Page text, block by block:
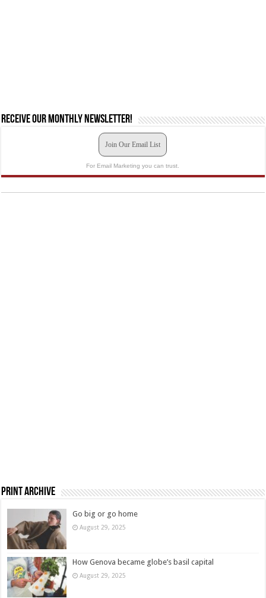
Receive our monthly newsletter!
Join Our Email List
For Email Marketing you can trust.
Print Archive
Go big or go home
August 29, 2025
How Genova became globe’s basil capital
August 29, 2025